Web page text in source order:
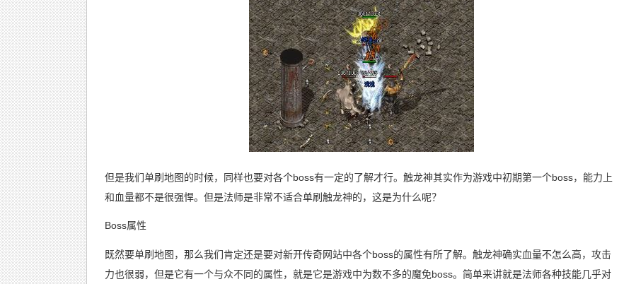
但是我们单刷地图的时候，同样也要对各个boss有一定的了解才行。触龙神其实作为游戏中初期第一个boss，能力上
和血量都不是很强悍。但是法师是非常不适合单刷触龙神的，这是为什么呢？
Boss属性
既然要单刷地图，那么我们肯定还是要对新开传奇网站中各个boss的属性有所了解。触龙神确实血量不怎么高，攻击
力也很弱，但是它有一个与众不同的属性，就是它是游戏中为数不多的魔免boss。简单来讲就是法师各种技能几乎对